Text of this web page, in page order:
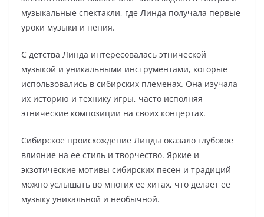
музыкальные спектакли, где Линда получала первые
уроки музыки и пения.
С детства Линда интересовалась этнической
музыкой и уникальными инструментами, которые
использовались в сибирских племенах. Она изучала
их историю и технику игры, часто исполняя
этнические композиции на своих концертах.
Сибирское происхождение Линды оказало глубокое
влияние на ее стиль и творчество. Яркие и
экзотические мотивы сибирских песен и традиций
можно услышать во многих ее хитах, что делает ее
музыку уникальной и необычной.